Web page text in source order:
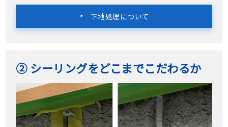
下地処理について
② シーリングをどこまでこだわるか